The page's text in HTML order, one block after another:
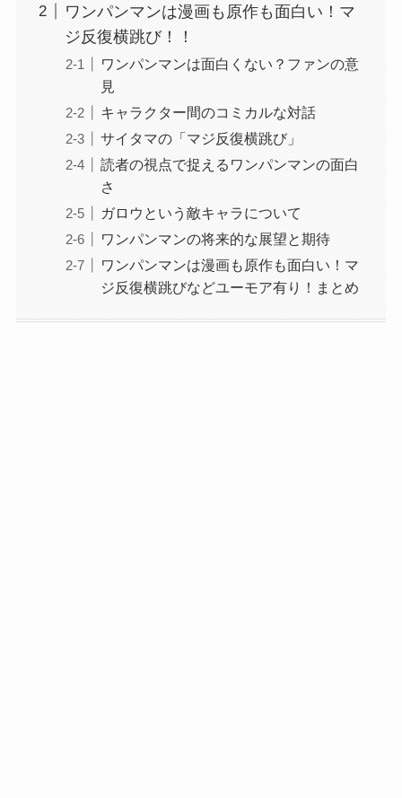
ワンパンマンは漫画も原作も面白い！マ
ジ反復横跳び！！
ワンパンマンは面白くない？ファンの意
見
キャラクター間のコミカルな対話
サイタマの「マジ反復横跳び」
読者の視点で捉えるワンパンマンの面白
さ
ガロウという敵キャラについて
ワンパンマンの将来的な展望と期待
ワンパンマンは漫画も原作も面白い！マ
ジ反復横跳びなどユーモア有り！まとめ